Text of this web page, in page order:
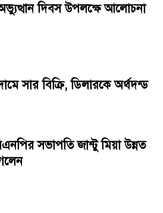
দিবস উপলক্ষে আলোচনা
সার বিক্রি, ডিলারকে অর্থদন্ড
সভাপতি জান্টু মিয়া উন্নত